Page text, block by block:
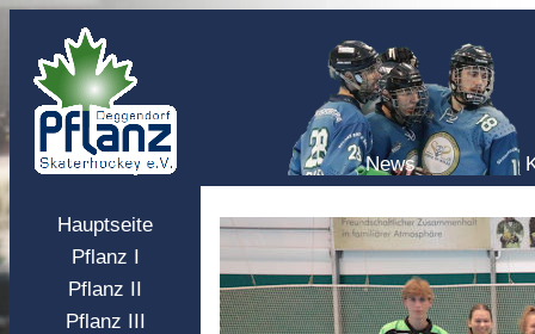
News
Hauptseite
Pflanz I
Pflanz II
Pflanz III